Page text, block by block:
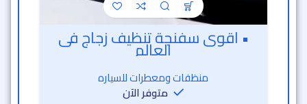
• اقوى سفنجة تنظيف زجاج فى
العالم
منظفات ومعطرات للسياره
متوفر الآن